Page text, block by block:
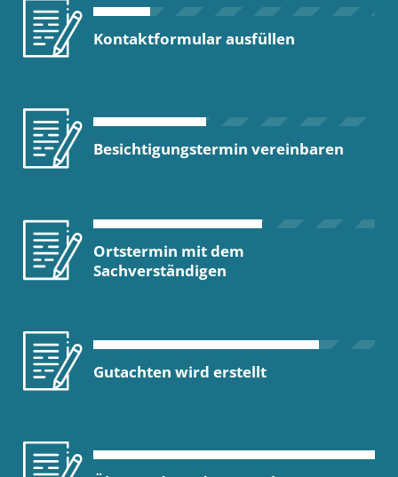
Kontaktformular ausfüllen
Besichtigungstermin vereinbaren
Ortstermin mit dem
Sachverständigen
Gutachten wird erstellt